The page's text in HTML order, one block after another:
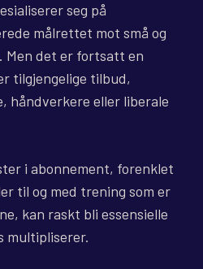
seg på
målrettet mot små og
Men det er fortsatt en
tilgjengelige tilbud,
håndverkere eller liberale
i abonnement, forenklet
til og med trening som er
kan raskt bli essensielle
multipliserer.